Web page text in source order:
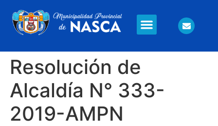
Resolución de
Alcaldía N° 333-
2019-AMPN